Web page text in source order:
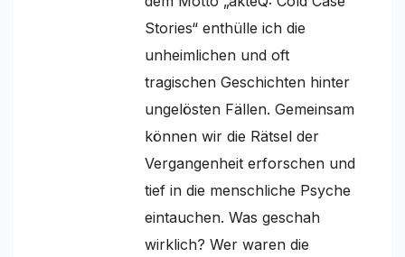
Stories“ enthülle ich die
unheimlichen und oft
tragischen Geschichten hinter
ungelösten Fällen. Gemeinsam
können wir die Rätsel der
Vergangenheit erforschen und
tief in die menschliche Psyche
eintauchen. Was geschah
wirklich? Wer waren die